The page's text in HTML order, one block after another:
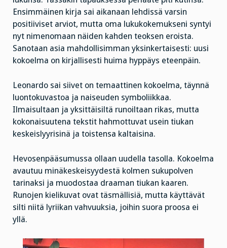
Ensimmäinen kirja sai aikanaan lehdissä varsin
positiiviset arviot, mutta oma lukukokemukseni syntyi
nyt nimenomaan näiden kahden teoksen eroista.
Sanotaan asia mahdollisimman yksinkertaisesti: uusi
kokoelma on kirjallisesti huima hyppäys eteenpäin.
Leonardo sai siivet on temaattinen kokoelma, täynnä
luontokuvastoa ja naiseuden symboliikkaa.
Ilmaisultaan ja yksittäisiltä runoiltaan rikas, mutta
kokonaisuutena tekstit hahmottuvat usein tiukan
keskeislyyrisinä ja toistensa kaltaisina.
Hevosenpääsumussa ollaan uudella tasolla. Kokoelma
avautuu minäkeskeisyydestä kolmen sukupolven
tarinaksi ja muodostaa draaman tiukan kaaren.
Runojen kielikuvat ovat täsmällisiä, mutta käyttävät
silti niitä lyriikan vahvuuksia, joihin suora proosa ei
yllä.